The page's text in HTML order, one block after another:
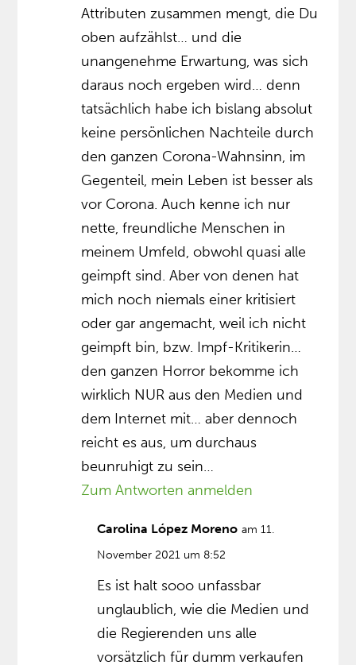
Attributen zusammen mengt, die Du
oben aufzählst… und die
unangenehme Erwartung, was sich
daraus noch ergeben wird… denn
tatsächlich habe ich bislang absolut
keine persönlichen Nachteile durch
den ganzen Corona-Wahnsinn, im
Gegenteil, mein Leben ist besser als
vor Corona. Auch kenne ich nur
nette, freundliche Menschen in
meinem Umfeld, obwohl quasi alle
geimpft sind. Aber von denen hat
mich noch niemals einer kritisiert
oder gar angemacht, weil ich nicht
geimpft bin, bzw. Impf-Kritikerin…
den ganzen Horror bekomme ich
wirklich NUR aus den Medien und
dem Internet mit… aber dennoch
reicht es aus, um durchaus
beunruhigt zu sein…
Zum Antworten anmelden
Carolina López Moreno am 11.
November 2021 um 8:52
Es ist halt sooo unfassbar
unglaublich, wie die Medien und
die Regierenden uns alle
vorsätzlich für dumm verkaufen